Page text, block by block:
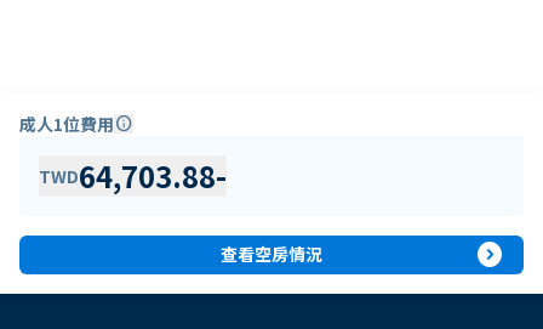
成人1位費用info
TWD64,703.88-
查看空房情況 expand_circle_right